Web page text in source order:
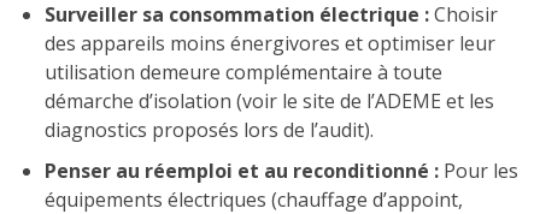
Surveiller sa consommation électrique :Choisir
des appareils moins énergivores et optimiser leur
utilisation demeure complémentaire à toute
démarche d’isolation (voir le site de l’ADEME et les
diagnostics proposés lors de l’audit).
Penser au réemploi et au reconditionné : Pour les
équipements électriques (chauffage d’appoint,